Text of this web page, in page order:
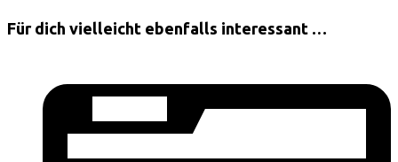
Für dich vielleicht ebenfalls interessant …